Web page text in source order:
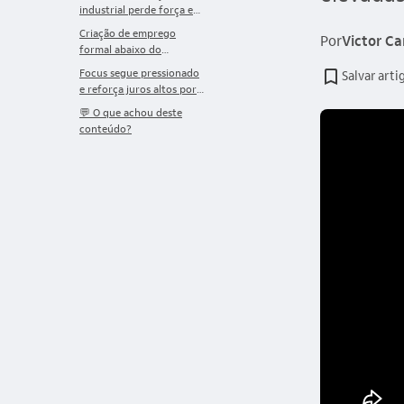
industrial perde força e
composição menos
favorável
Criação de emprego
formal abaixo do
Focus segue pressionado
e reforça juros altos por
💬 O que achou deste
conteúdo?
PorVictor
Salvar